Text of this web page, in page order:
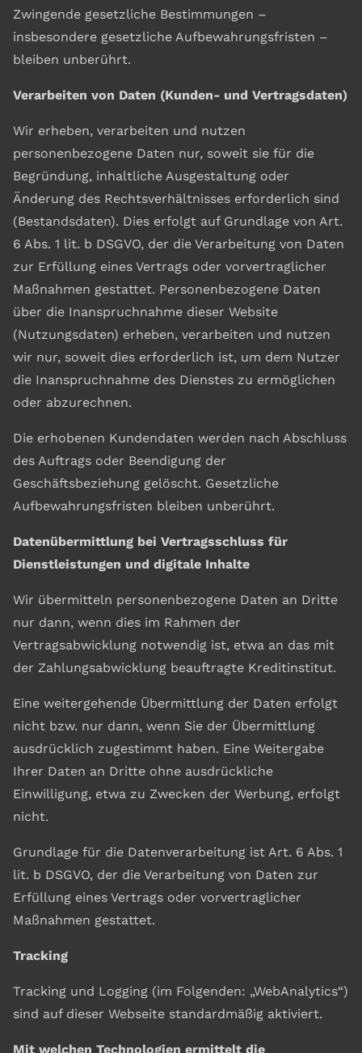
Zwingende gesetzliche Bestimmungen –
insbesondere gesetzliche Aufbewahrungsfristen –
bleiben unberührt.
Verarbeiten von Daten (Kunden- und Vertragsdaten)
Wir erheben, verarbeiten und nutzen
personenbezogene Daten nur, soweit sie für die
Begründung, inhaltliche Ausgestaltung oder
Änderung des Rechtsverhältnisses erforderlich sind
(Bestandsdaten). Dies erfolgt auf Grundlage von Art.
6 Abs. 1 lit. b DSGVO, der die Verarbeitung von Daten
zur Erfüllung eines Vertrags oder vorvertraglicher
Maßnahmen gestattet. Personenbezogene Daten
über die Inanspruchnahme dieser Website
(Nutzungsdaten) erheben, verarbeiten und nutzen
wir nur, soweit dies erforderlich ist, um dem Nutzer
die Inanspruchnahme des Dienstes zu ermöglichen
oder abzurechnen.
Die erhobenen Kundendaten werden nach Abschluss
des Auftrags oder Beendigung der
Geschäftsbeziehung gelöscht. Gesetzliche
Aufbewahrungsfristen bleiben unberührt.
Datenübermittlung bei Vertragsschluss für
Dienstleistungen und digitale Inhalte
Wir übermitteln personenbezogene Daten an Dritte
nur dann, wenn dies im Rahmen der
Vertragsabwicklung notwendig ist, etwa an das mit
der Zahlungsabwicklung beauftragte Kreditinstitut.
Eine weitergehende Übermittlung der Daten erfolgt
nicht bzw. nur dann, wenn Sie der Übermittlung
ausdrücklich zugestimmt haben. Eine Weitergabe
Ihrer Daten an Dritte ohne ausdrückliche
Einwilligung, etwa zu Zwecken der Werbung, erfolgt
nicht.
Grundlage für die Datenverarbeitung ist Art. 6 Abs. 1
lit. b DSGVO, der die Verarbeitung von Daten zur
Erfüllung eines Vertrags oder vorvertraglicher
Maßnahmen gestattet.
Tracking
Tracking und Logging (im Folgenden: „WebAnalytics“)
sind auf dieser Webseite standardmäßig aktiviert.
Mit welchen Technologien ermittelt die